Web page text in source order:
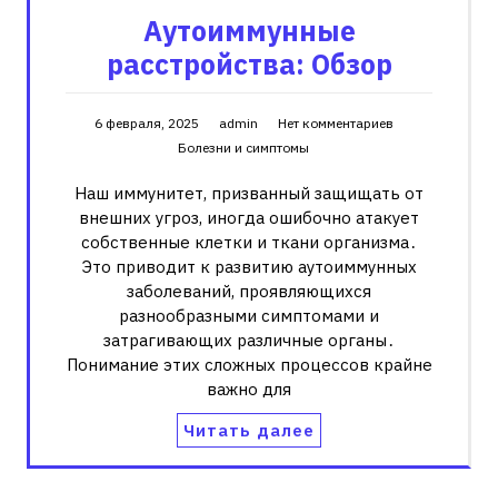
Аутоиммунные
расстройства: Обзор
6 февраля, 2025 admin
Нет комментариев
Болезни и симптомы
Наш иммунитет, призванный защищать от
внешних угроз, иногда ошибочно атакует
собственные клетки и ткани организма․
Это приводит к развитию аутоиммунных
заболеваний, проявляющихся
разнообразными симптомами и
затрагивающих различные органы․
Понимание этих сложных процессов крайне
важно для
Читать далее